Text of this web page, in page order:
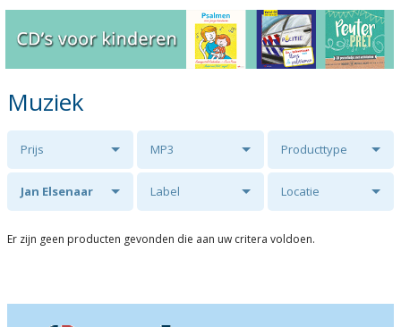
Muziek
Prijs MP3 Producttype
Jan Elsenaar Label Locatie
Er zijn geen producten gevonden die aan uw critera voldoen.